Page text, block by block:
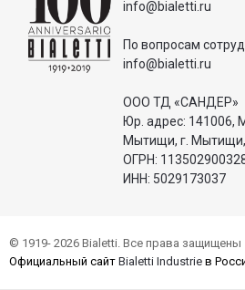
info@bialetti.ru
По вопросам
info@bialetti.ru
ООО ТД «САНДЕР»
Юр. адрес: 141006,
Мытищи, г. Мытищи,
ОГРН:
ИНН: 5029173037
© 1919- 2026 Bialetti. Все права защищены
Официальный сайт Bialetti Industrie в